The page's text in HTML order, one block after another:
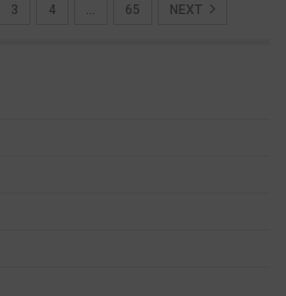
3 4 … 65 NEXT